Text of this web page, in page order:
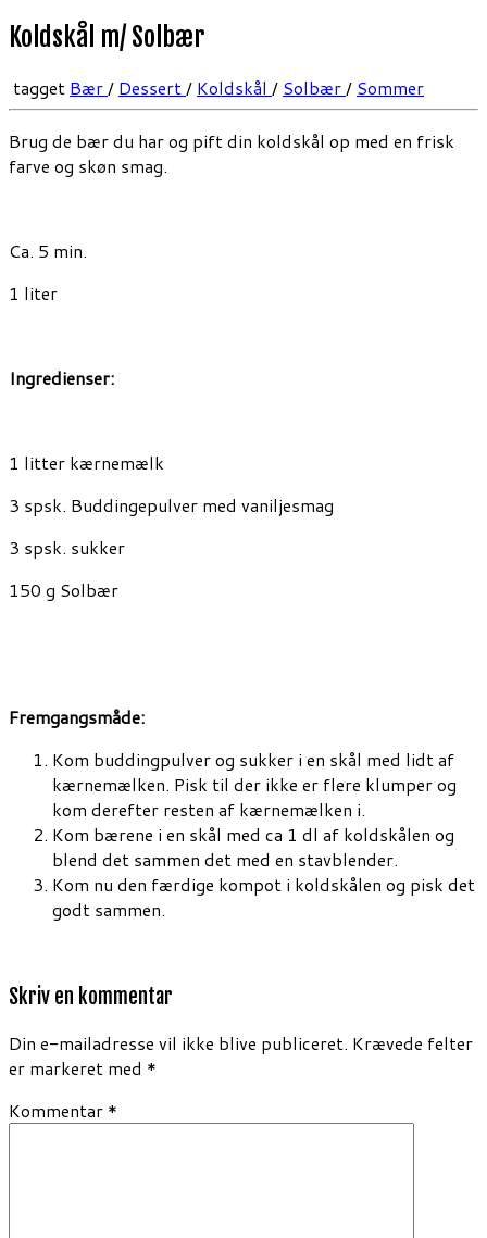
Koldskål m/ Solbær
tagget Bær / Dessert / Koldskål / Solbær / Sommer
Brug de bær du har og pift din koldskål op med en frisk
farve og skøn smag.
Ca. 5 min.
1 liter
Ingredienser:
1 litter kærnemælk
3 spsk. Buddingepulver med vaniljesmag
3 spsk. sukker
150 g Solbær
Fremgangsmåde:
Kom buddingpulver og sukker i en skål med lidt af
kærnemælken. Pisk til der ikke er flere klumper og
kom derefter resten af kærnemælken i.
Kom bærene i en skål med ca 1 dl af koldskålen og
blend det sammen det med en stavblender.
Kom nu den færdige kompot i koldskålen og pisk det
godt sammen.
Skriv en kommentar
Din e-mailadresse vil ikke blive publiceret. Krævede felter
er markeret med *
Kommentar *